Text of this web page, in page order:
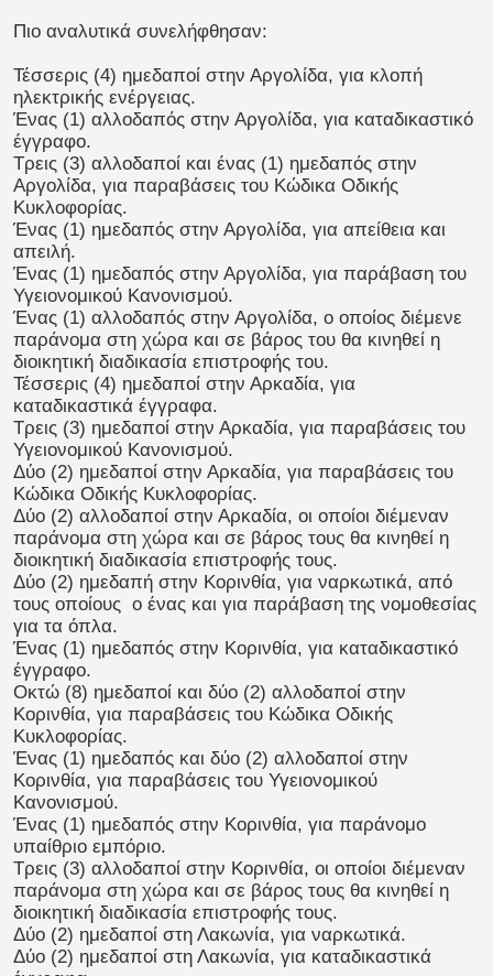
Πιο αναλυτικά συνελήφθησαν:
Τέσσερις (4) ημεδαποί στην Αργολίδα, για κλοπή
ηλεκτρικής ενέργειας.
Ένας (1) αλλοδαπός στην Αργολίδα, για καταδικαστικό
έγγραφο.
Τρεις (3) αλλοδαποί και ένας (1) ημεδαπός στην
Αργολίδα, για παραβάσεις του Κώδικα Οδικής
Κυκλοφορίας.
Ένας (1) ημεδαπός στην Αργολίδα, για απείθεια και
απειλή.
Ένας (1) ημεδαπός στην Αργολίδα, για παράβαση του
Υγειονομικού Κανονισμού.
Ένας (1) αλλοδαπός στην Αργολίδα, ο οποίος διέμενε
παράνομα στη χώρα και σε βάρος του θα κινηθεί η
διοικητική διαδικασία επιστροφής του.
Τέσσερις (4) ημεδαποί στην Αρκαδία, για
καταδικαστικά έγγραφα.
Τρεις (3) ημεδαποί στην Αρκαδία, για παραβάσεις του
Υγειονομικού Κανονισμού.
Δύο (2) ημεδαποί στην Αρκαδία, για παραβάσεις του
Κώδικα Οδικής Κυκλοφορίας.
Δύο (2) αλλοδαποί στην Αρκαδία, οι οποίοι διέμεναν
παράνομα στη χώρα και σε βάρος τους θα κινηθεί η
διοικητική διαδικασία επιστροφής τους.
Δύο (2) ημεδαπή στην Κορινθία, για ναρκωτικά, από
τους οποίους ο ένας και για παράβαση της νομοθεσίας
για τα όπλα.
Ένας (1) ημεδαπός στην Κορινθία, για καταδικαστικό
έγγραφο.
Οκτώ (8) ημεδαποί και δύο (2) αλλοδαποί στην
Κορινθία, για παραβάσεις του Κώδικα Οδικής
Κυκλοφορίας.
Ένας (1) ημεδαπός και δύο (2) αλλοδαποί στην
Κορινθία, για παραβάσεις του Υγειονομικού
Κανονισμού.
Ένας (1) ημεδαπός στην Κορινθία, για παράνομο
υπαίθριο εμπόριο.
Τρεις (3) αλλοδαποί στην Κορινθία, οι οποίοι διέμεναν
παράνομα στη χώρα και σε βάρος τους θα κινηθεί η
διοικητική διαδικασία επιστροφής τους.
Δύο (2) ημεδαποί στη Λακωνία, για ναρκωτικά.
Δύο (2) ημεδαποί στη Λακωνία, για καταδικαστικά